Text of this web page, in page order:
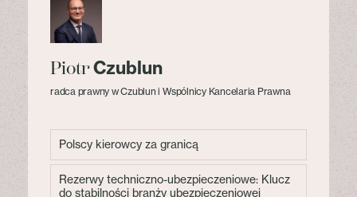
PiotrCzublun
radca prawny w Czublun i Wspólnicy Kancelaria Prawna
Polscy kierowcy za granicą
Rezerwy techniczno-ubezpieczeniowe: Klucz
do stabilności branży ubezpieczeniowej